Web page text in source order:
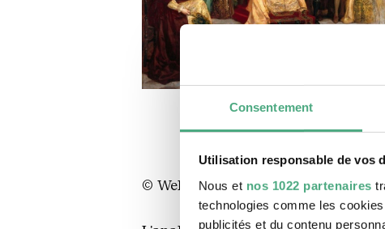
Consentement
Utilisation responsable de vos
Nous et nos 1022 partenaires
technologies comme les
publicités et du contenu
© Wellcome Collection, London